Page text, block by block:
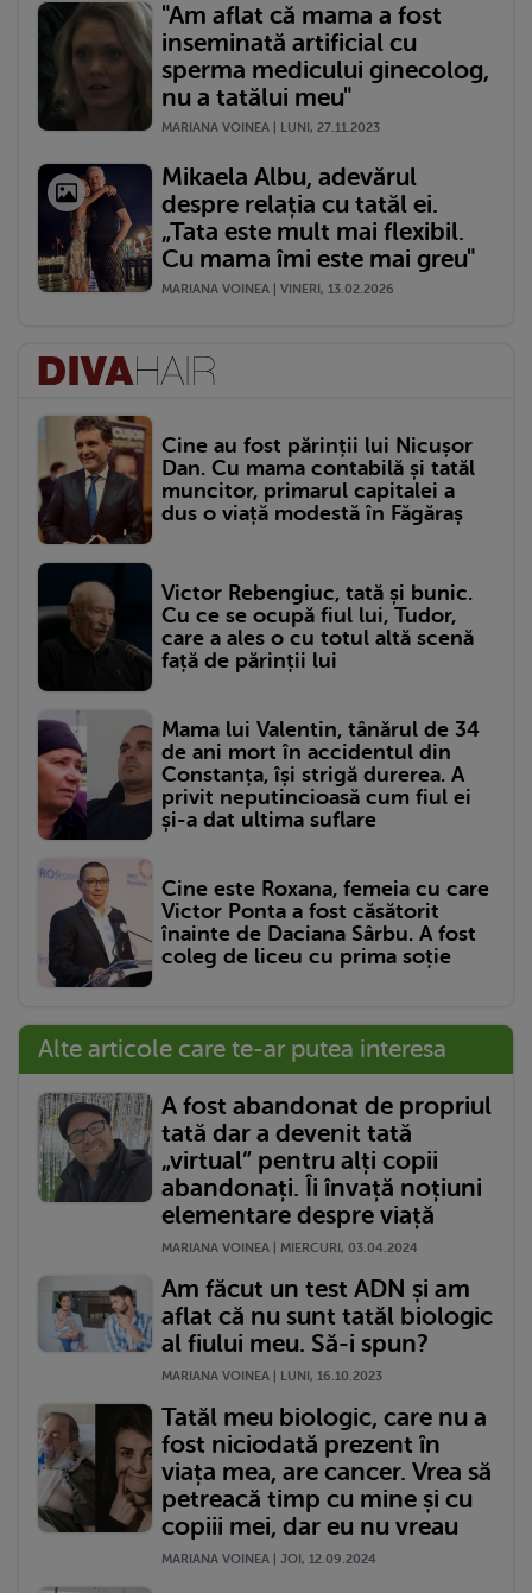
"Am aflat că mama a fost
inseminată artificial cu
sperma medicului ginecolog,
nu a tatălui meu"
MARIANA VOINEA | LUNI, 27.11.2023
Mikaela Albu, adevărul
despre relația cu tatăl ei.
„Tata este mult mai flexibil.
Cu mama îmi este mai greu"
MARIANA VOINEA | VINERI, 13.02.2026
Cine au fost părinții lui Nicușor
Dan. Cu mama contabilă și tatăl
muncitor, primarul capitalei a
dus o viață modestă în Făgăraș
Victor Rebengiuc, tată și bunic.
Cu ce se ocupă fiul lui, Tudor,
care a ales o cu totul altă scenă
față de părinții lui
Mama lui Valentin, tânărul de 34
de ani mort în accidentul din
Constanța, își strigă durerea. A
privit neputincioasă cum fiul ei
și-a dat ultima suflare
Cine este Roxana, femeia cu care
Victor Ponta a fost căsătorit
înainte de Daciana Sârbu. A fost
coleg de liceu cu prima soție
Alte articole care te-ar putea interesa
A fost abandonat de propriul
tată dar a devenit tată
„virtual” pentru alți copii
abandonați. Îi învață noțiuni
elementare despre viață
MARIANA VOINEA | MIERCURI, 03.04.2024
Am făcut un test ADN și am
aflat că nu sunt tatăl biologic
al fiului meu. Să-i spun?
MARIANA VOINEA | LUNI, 16.10.2023
Tatăl meu biologic, care nu a
fost niciodată prezent în
viața mea, are cancer. Vrea să
petreacă timp cu mine și cu
copiii mei, dar eu nu vreau
MARIANA VOINEA | JOI, 12.09.2024